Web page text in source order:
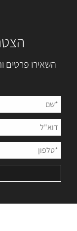
השאירו פרטים